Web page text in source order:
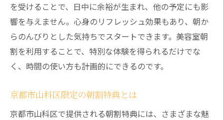
を受けることで、日中に余裕が生まれ、他の予定にも影
響を与えません。心身のリフレッシュ効果もあり、朝か
らのんびりとした気持ちでスタートできます。美容室朝
割を利用することで、特別な体験を得られるだけでな
く、時間の使い方も計画的にできるのです。
京都市山科区限定の朝割特典とは
京都市山科区で提供される朝割特典には、さまざまな魅